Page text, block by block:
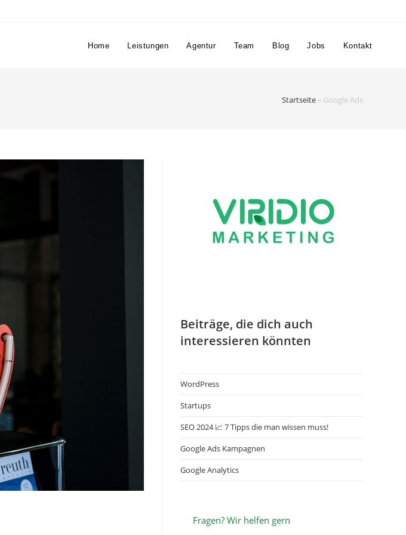
Home Leistungen Agentur Team Blog Jobs Kontakt
Startseite » Google Ads
Beiträge, die dich auch
interessieren könnten
WordPress
Startups
SEO 2024 📈 7 Tipps die man wissen muss!​
Google Ads Kampagnen
Google Analytics
Fragen? Wir helfen gern